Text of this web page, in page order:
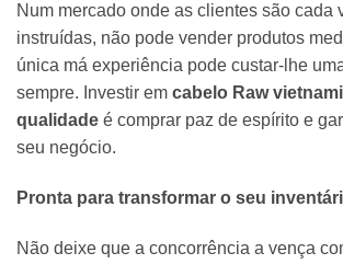
$62.00
through
$141.00
Num mercado onde as clientes são cada
instruídas, não pode vender produtos
única má experiência pode custar-lhe
sempre. Investir em cabelo Raw
qualidade é comprar paz de espírito e
seu negócio.
Pronta para transformar o seu
Não deixe que a concorrência a vença